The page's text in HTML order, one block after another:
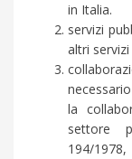
in Italia.
servizi
altri
la
settore
194/